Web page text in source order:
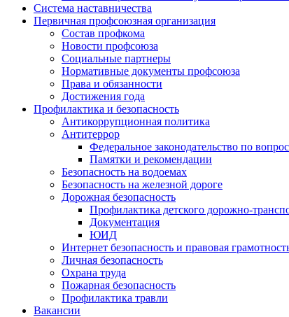
Система наставничества
Первичная профсоюзная организация
Состав профкома
Новости профсоюза
Социальные партнеры
Нормативные документы профсоюза
Права и обязанности
Достижения года
Профилактика и безопасность
Антикоррупционная политика
Антитеррор
Федеральное законодательство по
Памятки и рекомендации
Безопасность на водоемах
Безопасность на железной дороге
Дорожная безопасность
Профилактика детского дорожно-
Документация
ЮИД
Интернет безопасность и правовая
Личная безопасность
Охрана труда
Пожарная безопасность
Профилактика травли
Вакансии